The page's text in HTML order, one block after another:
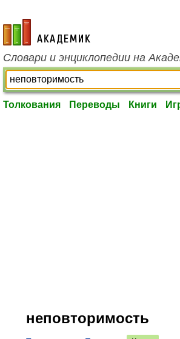
academic.ru
Словари и энциклопедии на
Толкования Переводы Книги
неповторимость